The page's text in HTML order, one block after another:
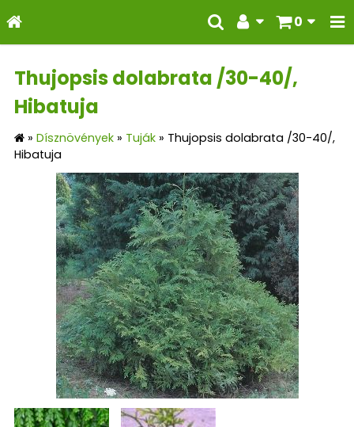
0
Thujopsis dolabrata /30-40/,
Hibatuja
» Dísznövények » Tuják » Thujopsis dolabrata /30-40/,
Hibatuja